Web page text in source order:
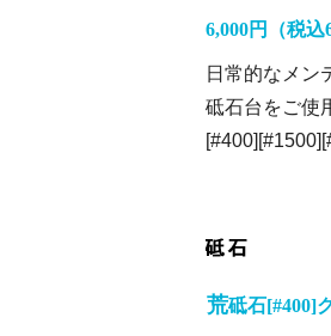
6,000円（税込
日常的なメン
砥石台をご使
荒砥石[#400]